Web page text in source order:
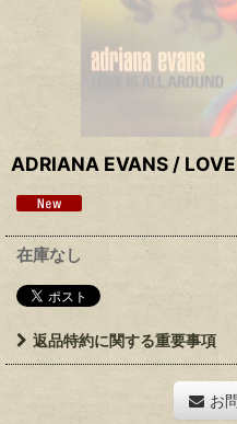
ADRIANA EVANS /
在庫なし
返品特約に関する重要事項
お